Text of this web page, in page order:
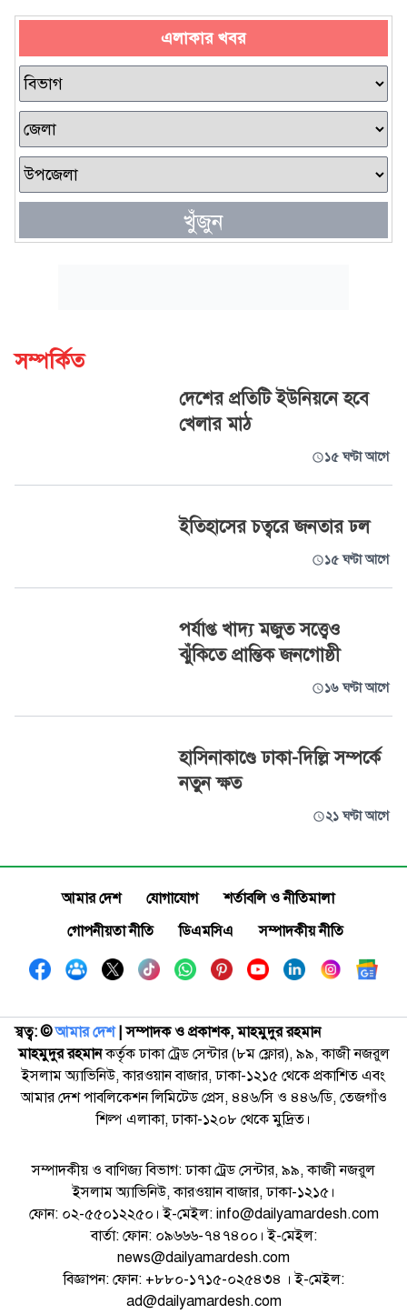
এলাকার খবর
খুঁজুন
সম্পর্কিত
দেশের প্রতিটি ইউনিয়নে হবে
খেলার মাঠ
১৫ ঘণ্টা আগে
ইতিহাসের চত্বরে জনতার ঢল
১৫ ঘণ্টা আগে
পর্যাপ্ত খাদ্য মজুত সত্ত্বেও
ঝুঁকিতে প্রান্তিক জনগোষ্ঠী
১৬ ঘণ্টা আগে
হাসিনাকাণ্ডে ঢাকা-দিল্লি সম্পর্কে
নতুন ক্ষত
২১ ঘণ্টা আগে
আমার দেশ যোগাযোগ
শর্তাবলি ও নীতিমালা
গোপনীয়তা নীতি
ডিএমসিএ সম্পাদকীয় নীতি
স্বত্ব: ©️আমার দেশ| সম্পাদক ও প্রকাশক, মাহমুদুর রহমান
মাহমুদুর রহমানকর্তৃক ঢাকা ট্রেড সেন্টার (৮ম ফ্লোর), ৯৯, কাজী নজরুল
ইসলাম অ্যাভিনিউ, কারওয়ান বাজার, ঢাকা-১২১৫ থেকে প্রকাশিত এবং
আমার দেশ পাবলিকেশন লিমিটেড প্রেস, ৪৪৬/সি ও ৪৪৬/ডি, তেজগাঁও
শিল্প এলাকা, ঢাকা-১২০৮ থেকে মুদ্রিত।
সম্পাদকীয় ও বাণিজ্য বিভাগ: ঢাকা ট্রেড সেন্টার, ৯৯, কাজী নজরুল
ইসলাম অ্যাভিনিউ, কারওয়ান বাজার, ঢাকা-১২১৫।
ফোন: ০২-৫৫০১২২৫০। ই-মেইল: info@dailyamardesh.com
বার্তা: ফোন: ০৯৬৬৬-৭৪৭৪০০। ই-মেইল:
news@dailyamardesh.com
বিজ্ঞাপন: ফোন: +৮৮০-১৭১৫-০২৫৪৩৪ । ই-মেইল:
ad@dailyamardesh.com